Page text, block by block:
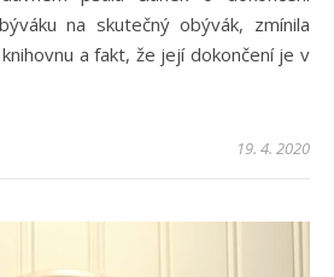
na skutečný obývák, zmínila
a fakt, že její dokončení je v
19. 4. 2020